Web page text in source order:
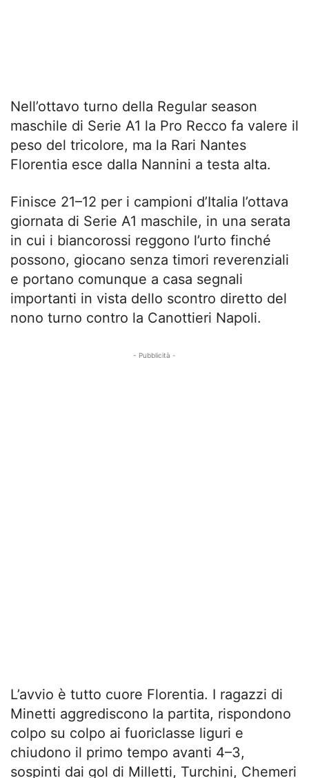
Nell’ottavo turno della Regular season
maschile di Serie A1 la Pro Recco fa valere il
peso del tricolore, ma la Rari Nantes
Florentia esce dalla Nannini a testa alta.
Finisce 21–12 per i campioni d’Italia l’ottava
giornata di Serie A1 maschile, in una serata
in cui i biancorossi reggono l’urto finché
possono, giocano senza timori reverenziali
e portano comunque a casa segnali
importanti in vista dello scontro diretto del
nono turno contro la Canottieri Napoli.
- Pubblicità -
L’avvio è tutto cuore Florentia. I ragazzi di
Minetti aggrediscono la partita, rispondono
colpo su colpo ai fuoriclasse liguri e
chiudono il primo tempo avanti 4–3,
sospinti dai gol di Milletti, Turchini, Chemeri